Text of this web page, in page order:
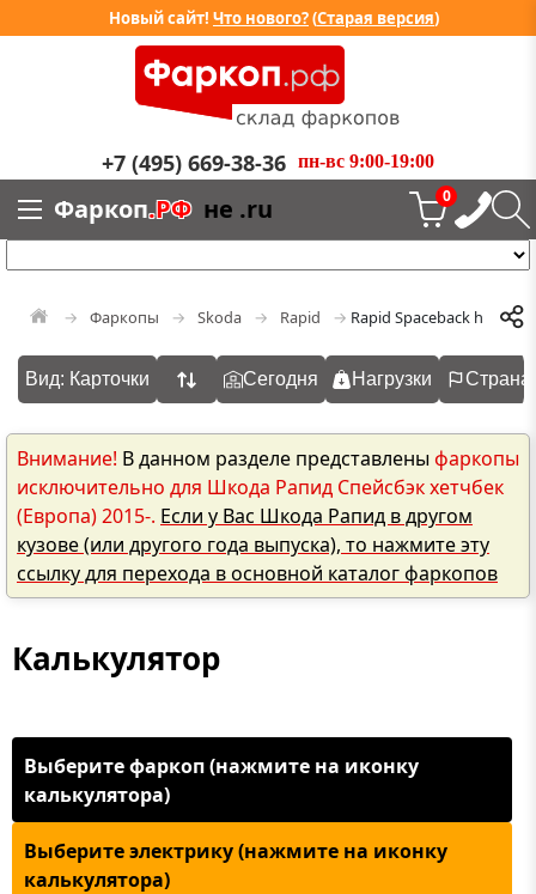
Новый сайт! Что нового?(Старая версия)
+7 (495) 669-38-36 пн-вс 9:00-19:00
Фаркоп.РФ не .ru 0
Фаркопы Skoda Rapid Rapid Spaceback
Вид: Карточки Сегодня Нагрузки Страна
Внимание! В данном разделе представлены фаркопы
исключительно для Шкода Рапид Спейсбэк хетчбек
(Европа) 2015-. Если у Вас Шкода Рапид в другом
кузове (или другого года выпуска), то нажмите эту
ссылку для перехода в основной каталог фаркопов
Калькулятор
Выберите фаркоп (нажмите на иконку
калькулятора)
Выберите электрику (нажмите на иконку
калькулятора)